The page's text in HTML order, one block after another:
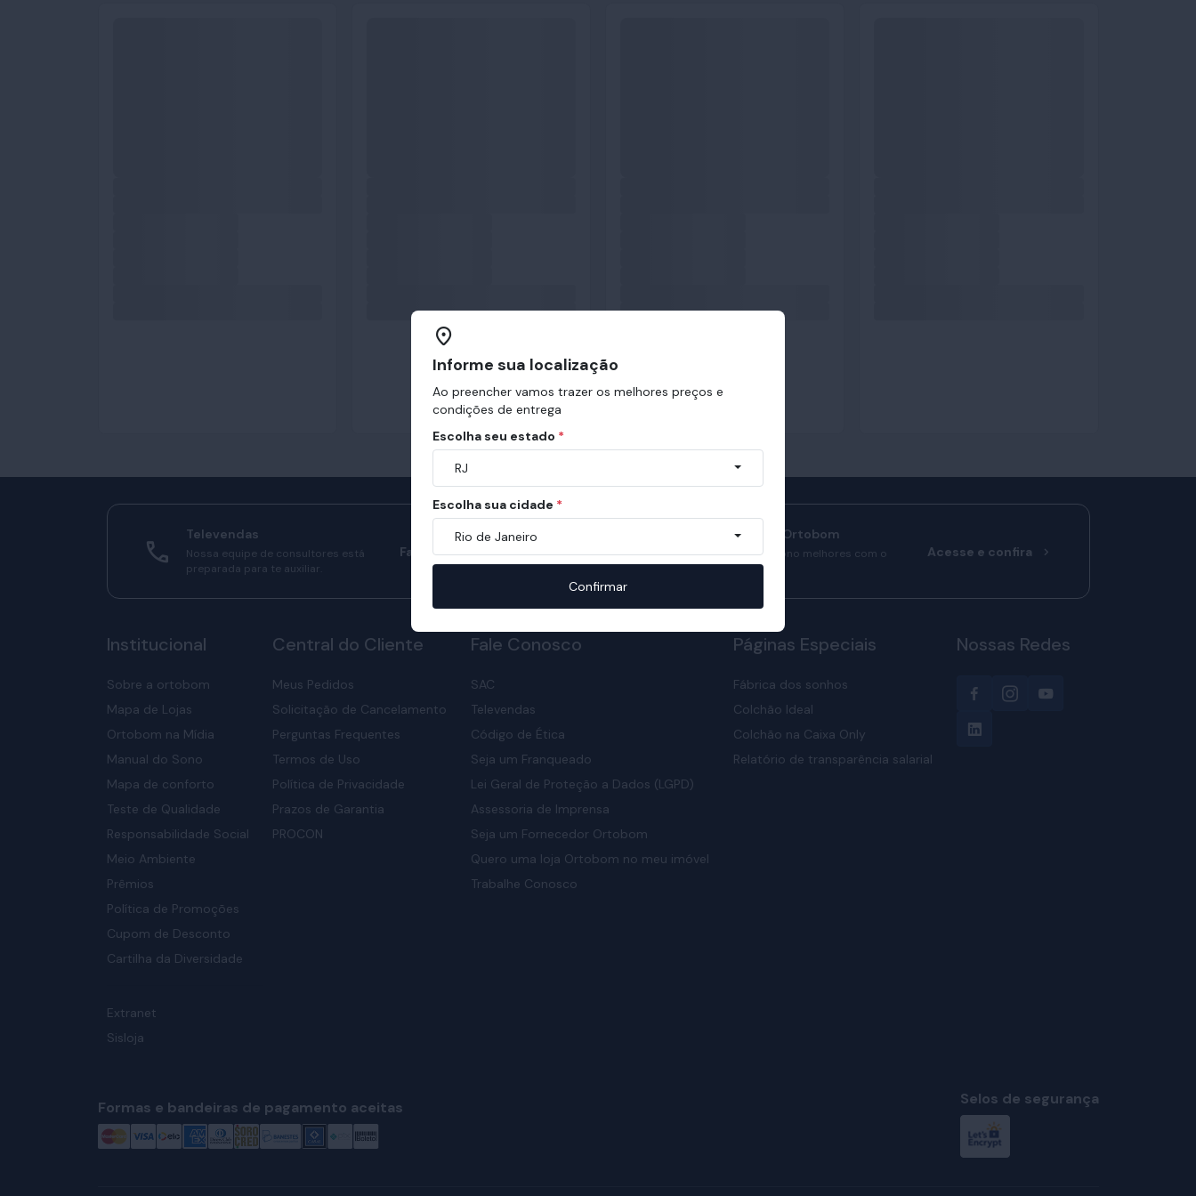
Televendas
Nossa equipe de consultores está
preparada para te auxiliar.
Fale com consultores
Manual do Sono Ortobom
Confira como ter sono melhores com o
nosso manual.
Acesse e confira
Institucional
Sobre a ortobom
Mapa de Lojas
Ortobom na Mídia
Manual do Sono
Mapa de conforto
Teste de Qualidade
Responsabilidade Social
Meio Ambiente
Prêmios
Política de Promoções
Cupom de Desconto
Cartilha da Diversidade
Extranet
Sisloja
Central do Cliente
Meus Pedidos
Solicitação de Cancelamento
Perguntas Frequentes
Termos de Uso
Política de Privacidade
Prazos de Garantia
PROCON
Fale Conosco
SAC
Televendas
Código de Ética
Seja um Franqueado
Lei Geral de Proteção a Dados (LGPD)
Assessoria de Imprensa
Seja um Fornecedor Ortobom
Quero uma loja Ortobom no meu imóvel
Trabalhe Conosco
Páginas Especiais
Fábrica dos sonhos
Colchão Ideal
Colchão na Caixa Only
Relatório de transparência salarial
Nossas Redes
Formas e bandeiras de pagamento aceitas Selos de segurança
Informe sua localização
Ao preencher vamos trazer os melhores preços e
condições de entrega
Escolha seu estado *
RJ
Escolha sua cidade *
Rio de Janeiro
Confirmar